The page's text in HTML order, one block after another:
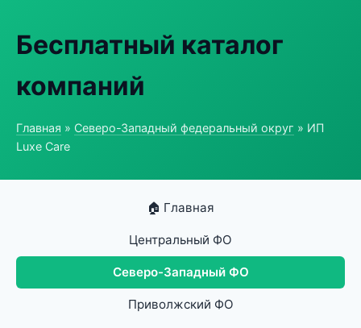
Бесплатный каталог
компаний
Главная » Северо-Западный федеральный округ » ИП
Luxe Care
🏠 Главная
Центральный ФО
Северо-Западный ФО
Приволжский ФО